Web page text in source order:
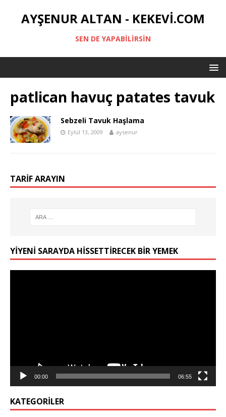
AYŞENUR ALTAN - KEKEVI.COM
SEN DE YAPABILIRSIN
patlican havuç patates tavuk
Sebzeli Tavuk Haşlama
Eylül 13, 2009 aysenur
TARIF ARAYIN
YIYENI SARAYDA HISSETTIRECEK BIR YEMEK
00:00 06:55
KATEGORILER